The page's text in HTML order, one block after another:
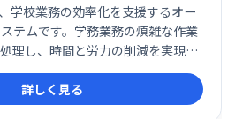
学校業務の効率化を支援するオー
テムです。学務業務の煩雑な作業
理し、時間と労力の削減を実現し
対応で、クライアントPCへのイン
ムーズな学校運営をサポートしま
詳しく見る